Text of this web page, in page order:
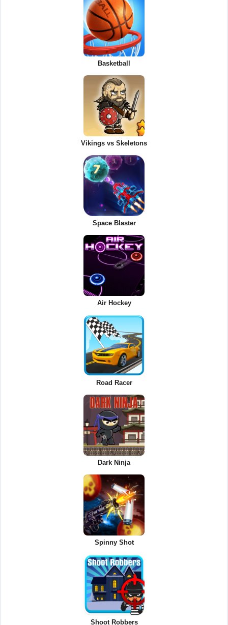
Basketball
Vikings vs Skeletons
Space Blaster
Air Hockey
Road Racer
Dark Ninja
Spinny Shot
Shoot Robbers